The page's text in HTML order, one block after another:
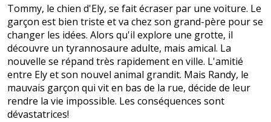
Tommy, le chien d'Ely, se fait écraser par une voiture. Le
garçon est bien triste et va chez son grand-père pour se
changer les idées. Alors qu'il explore une grotte, il
découvre un tyrannosaure adulte, mais amical. La
nouvelle se répand très rapidement en ville. L'amitié
entre Ely et son nouvel animal grandit. Mais Randy, le
mauvais garçon qui vit en bas de la rue, décide de leur
rendre la vie impossible. Les conséquences sont
dévastatrices!